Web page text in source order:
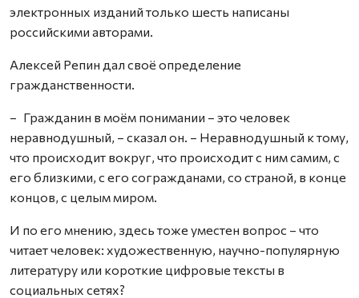
электронных изданий только шесть написаны
российскими авторами.
Алексей Репин дал своё определение
гражданственности.
– Гражданин в моём понимании – это человек
неравнодушный, – сказал он. – Неравнодушный к тому,
что происходит вокруг, что происходит с ним самим, с
его близкими, с его согражданами, со страной, в конце
концов, с целым миром.
И по его мнению, здесь тоже уместен вопрос – что
читает человек: художественную, научно-популярную
литературу или короткие цифровые тексты в
социальных сетях?